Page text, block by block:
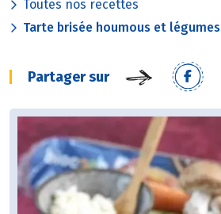
Toutes nos recettes
Tarte brisée houmous et légumes
Partager sur